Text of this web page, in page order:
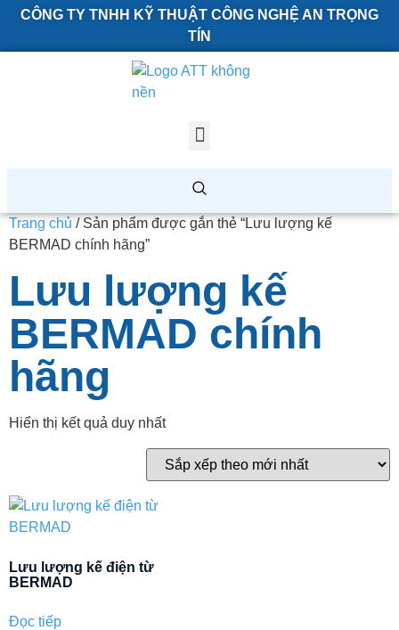
CÔNG TY TNHH KỸ THUẬT CÔNG NGHỆ AN TRỌNG
TÍN
Trang chủ / Sản phẩm được gắn thẻ “Lưu lượng kế
BERMAD chính hãng”
Lưu lượng kế
BERMAD chính
hãng
Hiển thị kết quả duy nhất
Lưu lượng kế điện từ
BERMAD
Đọc tiếp